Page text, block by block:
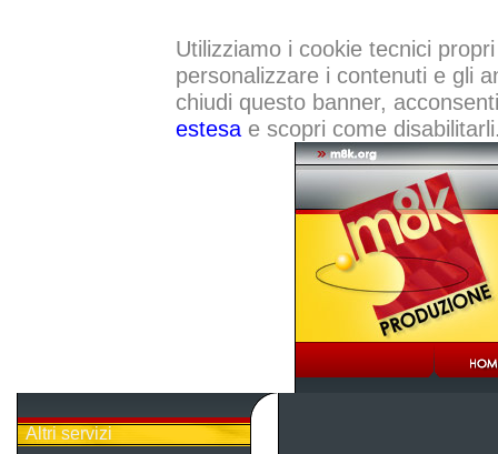
Utilizziamo i cookie tecnici
personalizzare i contenuti e gli
chiudi questo banner,
estesae scopri come
Altri servizi